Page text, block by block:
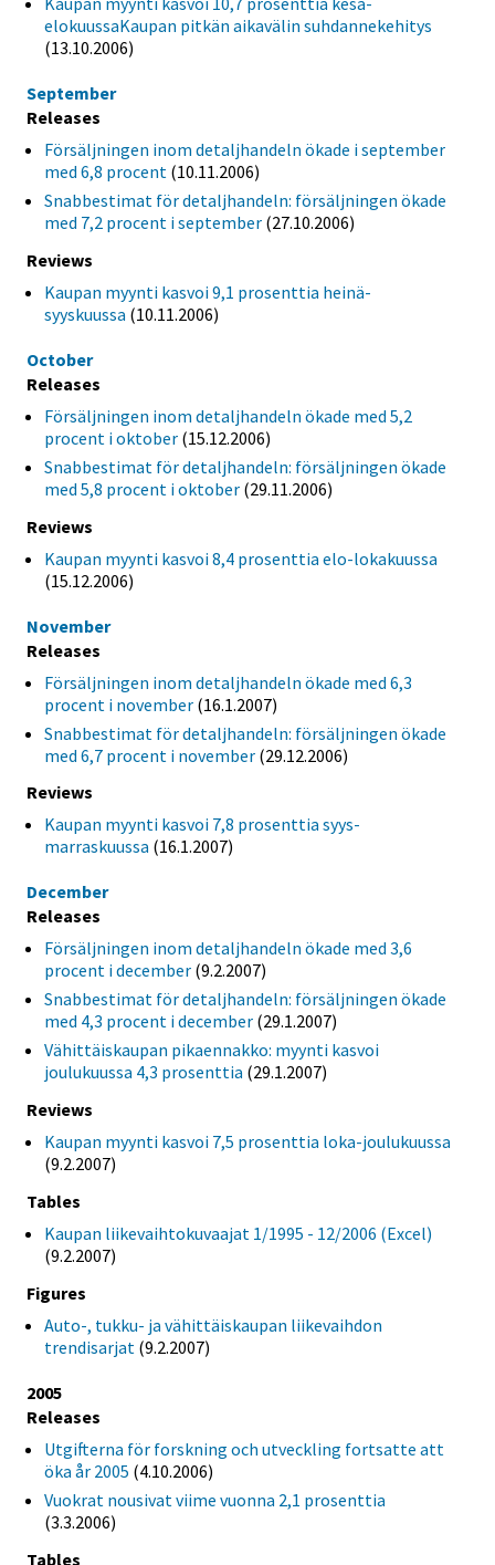
elokuussaKaupan pitkän aikavälin suhdannekehitys
(13.10.2006)
September
Releases
Försäljningen inom detaljhandeln ökade i september
med 6,8 procent (10.11.2006)
Snabbestimat för detaljhandeln: försäljningen ökade
med 7,2 procent i september (27.10.2006)
Reviews
Kaupan myynti kasvoi 9,1 prosenttia heinä-
syyskuussa (10.11.2006)
October
Releases
Försäljningen inom detaljhandeln ökade med 5,2
procent i oktober (15.12.2006)
Snabbestimat för detaljhandeln: försäljningen ökade
med 5,8 procent i oktober (29.11.2006)
Reviews
Kaupan myynti kasvoi 8,4 prosenttia elo-lokakuussa
(15.12.2006)
November
Releases
Försäljningen inom detaljhandeln ökade med 6,3
procent i november (16.1.2007)
Snabbestimat för detaljhandeln: försäljningen ökade
med 6,7 procent i november (29.12.2006)
Reviews
Kaupan myynti kasvoi 7,8 prosenttia syys-
marraskuussa (16.1.2007)
December
Releases
Försäljningen inom detaljhandeln ökade med 3,6
procent i december (9.2.2007)
Snabbestimat för detaljhandeln: försäljningen ökade
med 4,3 procent i december (29.1.2007)
Vähittäiskaupan pikaennakko: myynti kasvoi
joulukuussa 4,3 prosenttia (29.1.2007)
Reviews
Kaupan myynti kasvoi 7,5 prosenttia loka-joulukuussa
(9.2.2007)
Tables
Kaupan liikevaihtokuvaajat 1/1995 - 12/2006 (Excel)
(9.2.2007)
Figures
Auto-, tukku- ja vähittäiskaupan liikevaihdon
trendisarjat (9.2.2007)
2005
Releases
Utgifterna för forskning och utveckling fortsatte att
öka år 2005 (4.10.2006)
Vuokrat nousivat viime vuonna 2,1 prosenttia
(3.3.2006)
Tables